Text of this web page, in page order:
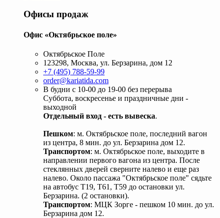
Офисы продаж
Офис «Октябрьское поле»
Октябрьское Поле
123298, Москва, ул. Берзарина, дом 12
+7 (495) 788-59-99
order@kariatida.com
В будни с 10-00 до 19-00 без перерыва
Суббота, воскресенье и праздничные дни -
выходной
Отдельный вход - есть вывеска.
Пешком: м. Октябрьское поле, последний вагон
из центра, 8 мин. до ул. Берзарина дом 12.
Транспортом: м. Октябрьское поле, выходите в
направлении первого вагона из центра. После
стеклянных дверей сверните налево и еще раз
налево. Около пассажа "Октябрьское поле" сядьте
на автобус Т19, Т61, Т59 до остановки ул.
Берзарина. (2 остановки).
Транспортом: МЦК Зорге - пешком 10 мин. до ул.
Берзарина дом 12.